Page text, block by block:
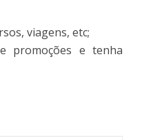
viagens, etc;
promoções e tenha